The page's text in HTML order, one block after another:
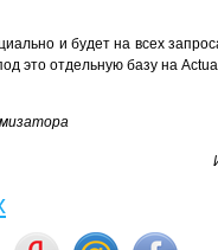
и будет на всех
это отдельную базу на